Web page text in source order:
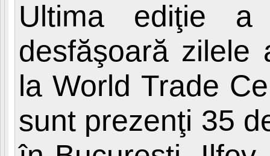
Ultima ediţie a
desfăşoară zilele
la World Trade
sunt prezenţi 35